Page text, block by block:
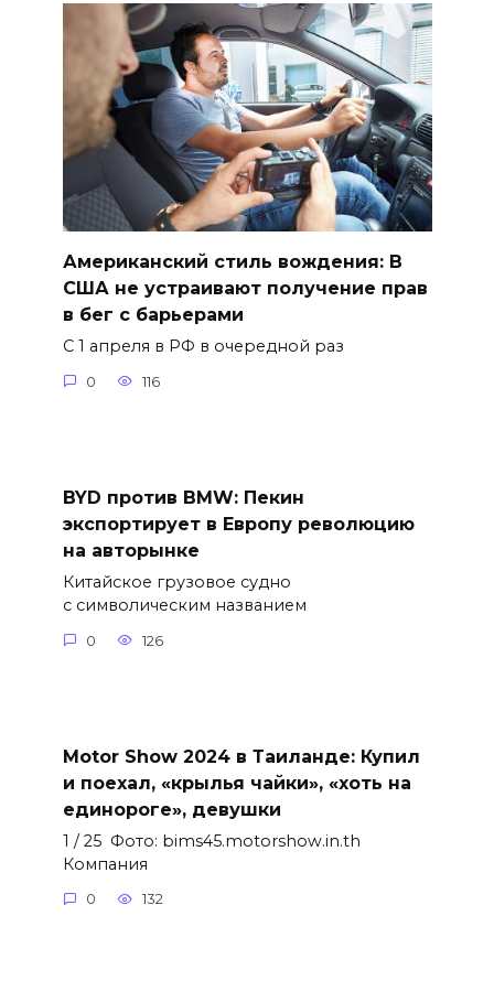
Американский стиль вождения: В
США не устраивают получение прав
в бег с барьерами
С 1 апреля в РФ в очередной раз
0 116
BYD против BMW: Пекин
экспортирует в Европу революцию
на авторынке
Китайское грузовое судно
с символическим названием
0 126
Motor Show 2024 в Таиланде: Купил
и поехал, «крылья чайки», «хоть на
единороге», девушки
1 / 25 Фото: bims45.motorshow.in.th
Компания
0 132